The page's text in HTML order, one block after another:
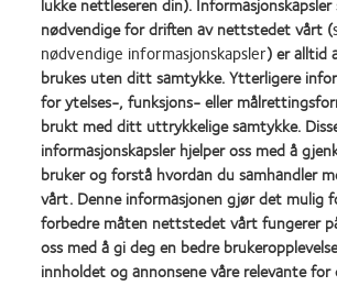
OASYS 1-Day for ASTIGMATISM n=20, PRECISION1 ®
for
TOTAL1®for Astigmatism n=54; ingen statistisk signifikante
avstand (p>0,05) ved utlevering og etter 1 ukes daglig bruk
2. CVI data on file, 2024.
3. Hamed Momeni-Moghaddam et al. Comparison of fitting
toric contact lenses. Cont Lens Anterior Eye. 2014; 37(5):346-
4. CVI data on file, 2021; Database over resept n=83,540 i
Se bruksanvisningen for informasjon om sikkerhet, advarsler og
informasjon om lokale forskrifter.
SA12447-1-NO / APP134710
nødvendige for driften av nettstedet vårt (
nødvendige informasjonskapsler) er alltid
brukes uten ditt samtykke. Ytterligere
for ytelses-, funksjons- eller
brukt med ditt uttrykkelige samtykke.
informasjonskapsler hjelper oss med å
bruker og forstå hvordan du samhandler
vårt. Denne informasjonen gjør det mulig
forbedre måten nettstedet vårt fungerer
oss med å gi deg en bedre
innholdet og annonsene våre relevante for